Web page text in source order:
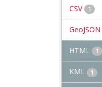
CSV 1
GeoJSON
HTML 1
KML 1